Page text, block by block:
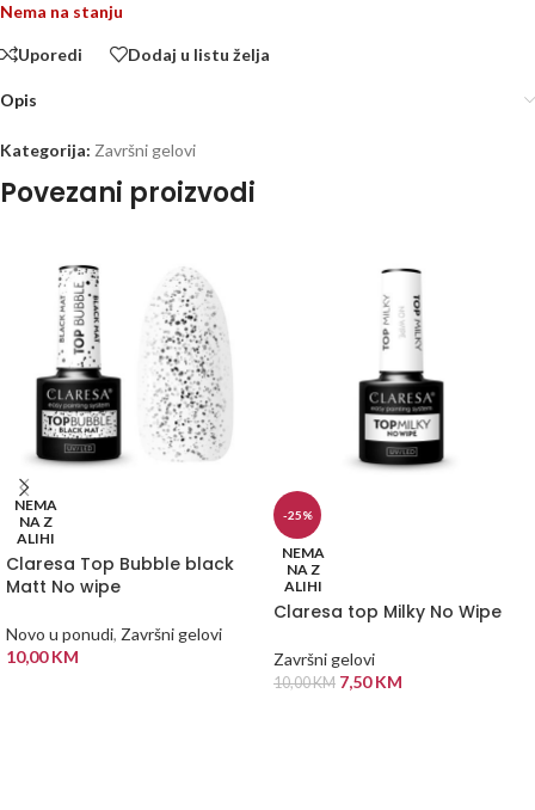
Nema na stanju
Uporedi Dodaj u listu želja
Opis
Kategorija: Završni gelovi
Povezani proizvodi
NEMA
NA Z
ALIHI
Claresa Top Bubble black
Matt No wipe
Novo u ponudi, Završni gelovi
10,00KM
-25%
NEMA
NA Z
ALIHI
Claresa top Milky No Wipe
Završni gelovi
10,00KM 7,50KM